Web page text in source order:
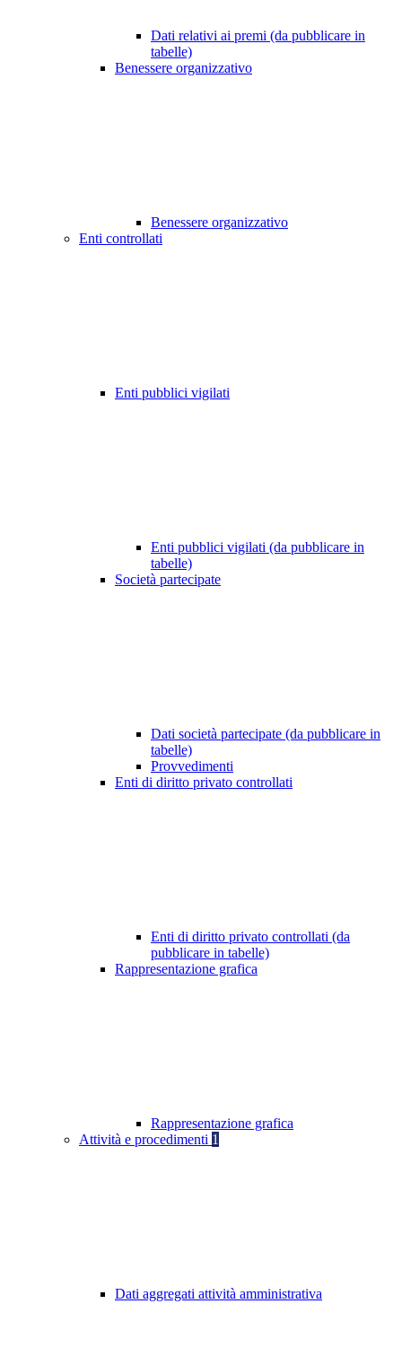
Dati relativi ai premi (da pubblicare in
tabelle)
Benessere organizzativo
Benessere organizzativo
Enti controllati
Enti pubblici vigilati
Enti pubblici vigilati (da pubblicare in
tabelle)
Società partecipate
Dati società partecipate (da pubblicare in
tabelle)
Provvedimenti
Enti di diritto privato controllati
Enti di diritto privato controllati (da
pubblicare in tabelle)
Rappresentazione grafica
Rappresentazione grafica
Attività e procedimenti 1
Dati aggregati attività amministrativa